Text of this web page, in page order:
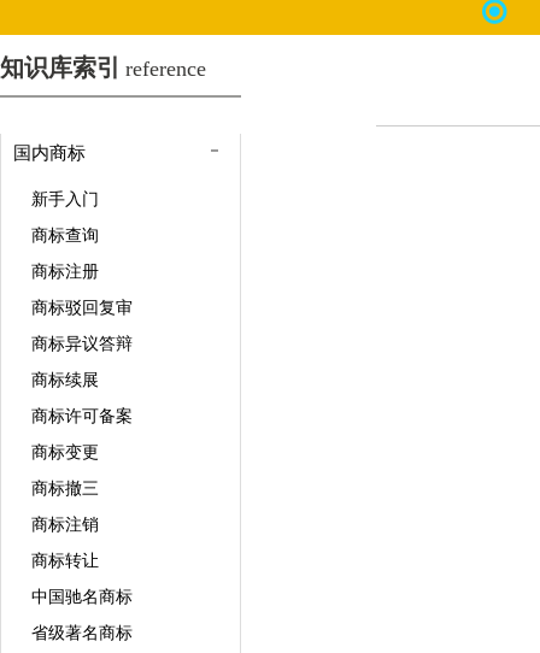
知识库索引 reference
国内商标
新手入门
商标查询
商标注册
商标驳回复审
商标异议答辩
商标续展
商标许可备案
商标变更
商标撤三
商标注销
商标转让
中国驰名商标
省级著名商标